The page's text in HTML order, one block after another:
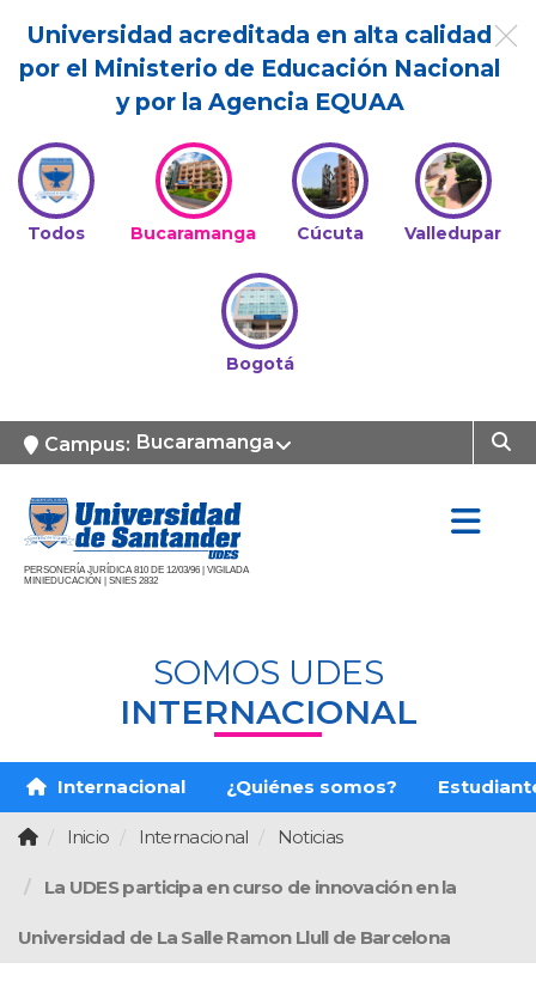
Universidad acreditada en alta calidad
por el Ministerio de Educación Nacional
y por la Agencia EQUAA
Todos Bucaramanga Cúcuta Valledupar
Bogotá
Campus: Bucaramanga
PERSONERÍA JURÍDICA 810 DE 12/03/96 | VIGILADA
MINIEDUCACIÓN | SNIES 2832
SOMOS UDES
INTERNACIONAL
Internacional ¿Quiénes somos?
Inicio Internacional Noticias
La UDES participa en curso de innovación en la
Universidad de La Salle Ramon Llull de Barcelona